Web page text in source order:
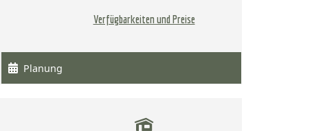
Verfügbarkeiten und Preise
Planung